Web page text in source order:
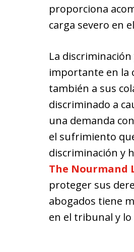
proporciona
carga severo en
La
importante en la
también a sus
discriminado a
una demanda
el sufrimiento
discriminación y
The Nourmand
proteger sus
abogados tiene
en el tribunal y